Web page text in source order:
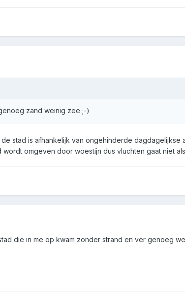
zand weinig zee ;-)
stad is afhankelijk van ongehinderde
omgeven door woestijn dus vluchten gaat niet
die in me op kwam zonder strand en ver genoeg